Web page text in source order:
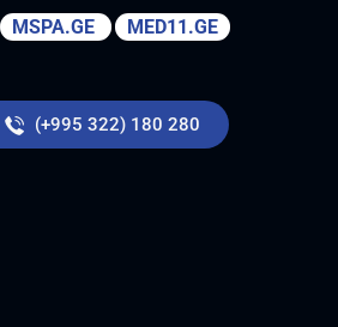
MSPA.GE MED11.GE
(+995 322) 180 280